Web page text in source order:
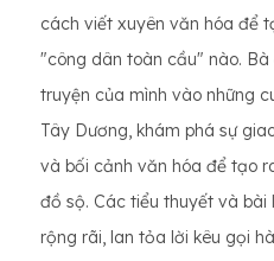
cách viết xuyên văn hóa để
"công dân toàn cầu" nào.
truyện của mình vào những
Tây Dương, khám phá sự
và bối cảnh văn hóa để tạo
đồ sộ. Các tiểu thuyết và
rộng rãi, lan tỏa lời kêu gọi